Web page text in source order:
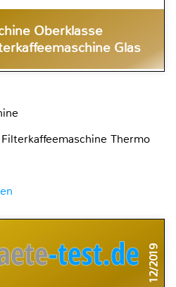
Oberklasse
Glas
Thermo
12/2019